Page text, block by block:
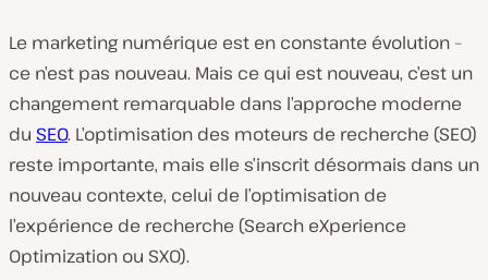
Le marketing numérique est en constante évolution –
ce n’est pas nouveau. Mais ce qui est nouveau, c’est un
changement remarquable dans l’approche moderne
du SEO. L’optimisation des moteurs de recherche (SEO)
reste importante, mais elle s’inscrit désormais dans un
nouveau contexte, celui de l’optimisation de
l’expérience de recherche (Search eXperience
Optimization ou SXO).